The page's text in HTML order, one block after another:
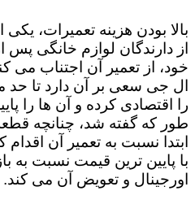
بالا بودن هزینه تعمیرات،
از دارندگان لوازم خانگی
خود، از تعمیر آن اجتناب می
ال جی سعی بر آن دارد تا حد
را اقتصادی کرده و آن ها را
طور که گفته شد، چنانچه
ابتدا نسبت به تعمیر آن
با پایین ترین قیمت نسبت به
اورجینال و تعویض آن می کند.